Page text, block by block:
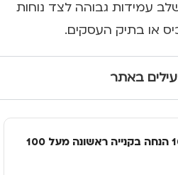
עמידות גבוהה לצד נוחות
או בתיק העסקים.
באתר
ללקוחות חדשים! 10% הנחה בקנייה ראשונה מעל 100